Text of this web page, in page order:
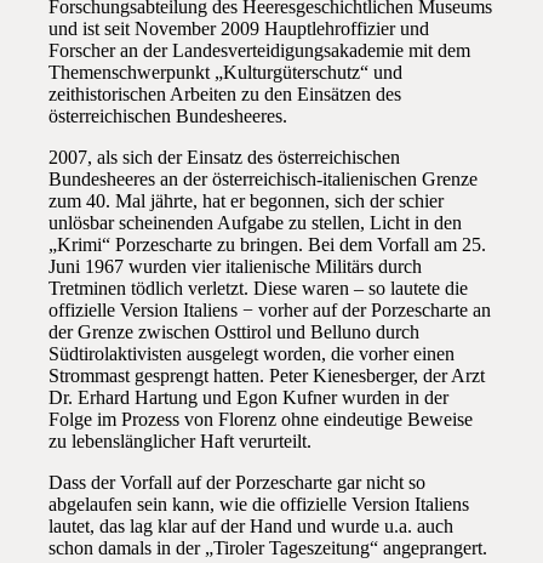
Forschungsabteilung des Heeresgeschichtlichen Museums
und ist seit November 2009 Hauptlehroffizier und
Forscher an der Landesverteidigungsakademie mit dem
Themenschwerpunkt „Kulturgüterschutz“ und
zeithistorischen Arbeiten zu den Einsätzen des
österreichischen Bundesheeres.
2007, als sich der Einsatz des österreichischen
Bundesheeres an der österreichisch-italienischen Grenze
zum 40. Mal jährte, hat er begonnen, sich der schier
unlösbar scheinenden Aufgabe zu stellen, Licht in den
„Krimi“ Porzescharte zu bringen. Bei dem Vorfall am 25.
Juni 1967 wurden vier italienische Militärs durch
Tretminen tödlich verletzt. Diese waren – so lautete die
offizielle Version Italiens − vorher auf der Porzescharte an
der Grenze zwischen Osttirol und Belluno durch
Südtirolaktivisten ausgelegt worden, die vorher einen
Strommast gesprengt hatten. Peter Kienesberger, der Arzt
Dr. Erhard Hartung und Egon Kufner wurden in der
Folge im Prozess von Florenz ohne eindeutige Beweise
zu lebenslänglicher Haft verurteilt.
Dass der Vorfall auf der Porzescharte gar nicht so
abgelaufen sein kann, wie die offizielle Version Italiens
lautet, das lag klar auf der Hand und wurde u.a. auch
schon damals in der „Tiroler Tageszeitung“ angeprangert.